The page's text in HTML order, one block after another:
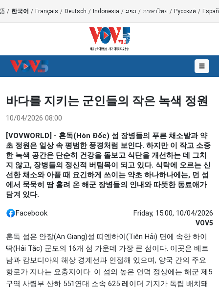
/ 한국어 / Français / Deutsch / Indonesia / ລາວ / ภาษาไทย / Русский /
☰
바다를 지키는 군인들의 작은 녹색 정원
10/04/2026 08:00
[VOVWORLD] - 혼독(Hòn Đốc) 섬 장병들의 푸른 채소밭과 약
초 정원은 일상 속 평범한 풍경처럼 보인다. 하지만 이 작고 소중
한 녹색 공간은 단순히 건강을 돌보고 식단을 개선하는 데 그치
지 않고, 장병들의 정신적 버팀목이 되고 있다. 식탁에 오르는 신
선한 채소와 아플 때 요긴하게 쓰이는 약초 하나하나에는, 먼 섬
에서 묵묵히 땀 흘려 온 해군 장병들의 인내와 따뜻한 동료애가
담겨 있다.
Facebook Friday, 15:00, 10/04/2026
VOV5
혼독 섬은 안장(An Giang)성 띠엔하이(Tiên Hải) 면에 속한 하이
딱(Hải Tặc) 군도의 16개 섬 가운데 가장 큰 섬이다. 이곳은 베트
남과 캄보디아의 해상 경계선과 인접해 있으며, 양국 간의 주요
항로가 지나는 요충지이다. 이 섬의 높은 언덕 정상에는 해군 제5
구역 사령부 산하 551연대 소속 625 레이더 기지가 독립 배치돼